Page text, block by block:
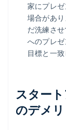
家にプレ
場合があ
だ洗練さ
へのプレ
目標と一
スター
のデメ